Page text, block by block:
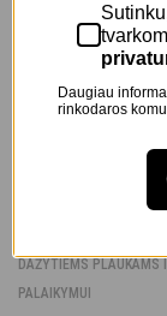
DAŽYTIEMS PLAUKAMS
PALAIKYMUI
Daugiau
rinkodaros